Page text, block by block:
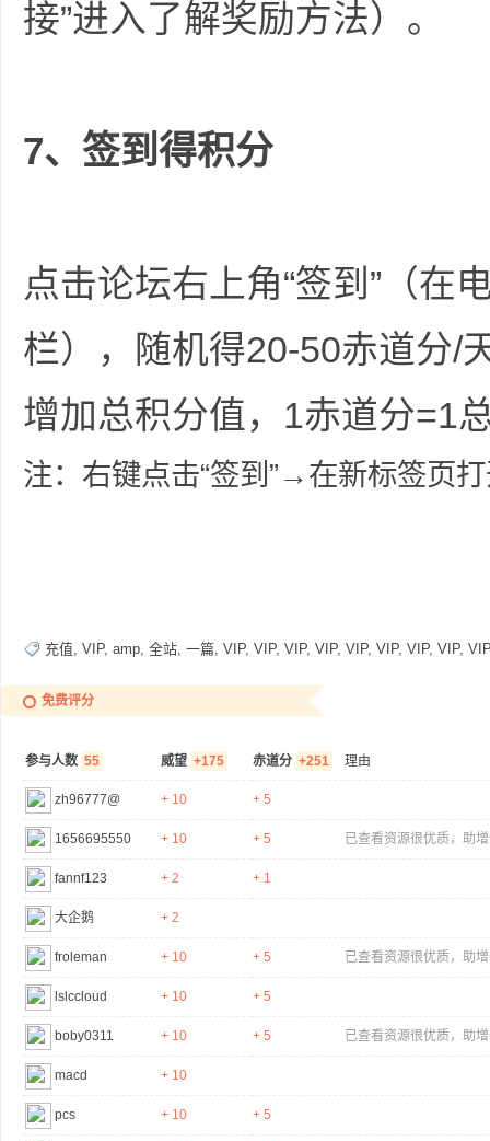
接”进入了解奖励方法）。
7、签到得积分
点击论坛右上角“签到”（在
栏），随机得20-50赤道分/
增加总积分值，1赤道分=1
注：右键点击“签到”→在新标签页
充值, VIP, amp, 全站, 一篇, VIP, VIP, VIP, VIP, VIP, VIP, VIP, VIP, VIP
免费评分
参与人数 55 威望 +175 赤道分 +251 理由
zh96777@ + 10 + 5
1656695550 + 10 + 5 已查看资源很优质，助
fannf123 + 2 + 1
大企鹅 + 2
froleman + 10 + 5 已查看资源很优质，助
lslccloud + 10 + 5
boby0311 + 10 + 5 已查看资源很优质，助
macd + 10
pcs + 10 + 5